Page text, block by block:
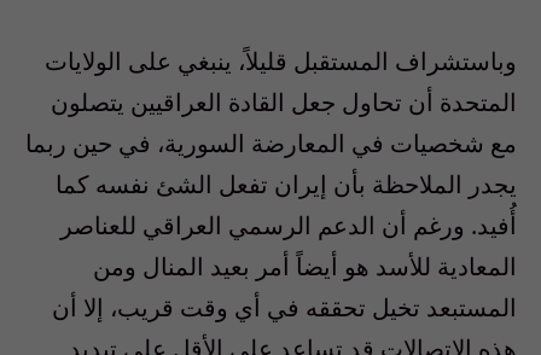
وباستشراف المستقبل قليلاً، ينبغي على الولايات
المتحدة أن تحاول جعل القادة العراقيين يتصلون
مع شخصيات في المعارضة السورية، في حين ربما
يجدر الملاحظة بأن إيران تفعل الشئ نفسه كما
أُفيد. ورغم أن الدعم الرسمي العراقي للعناصر
المعادية للأسد هو أيضاً أمر بعيد المنال ومن
المستبعد تخيل تحققه في أي وقت قريب، إلا أن
هذه الاتصالات قد تساعد على الأقل على تبديد